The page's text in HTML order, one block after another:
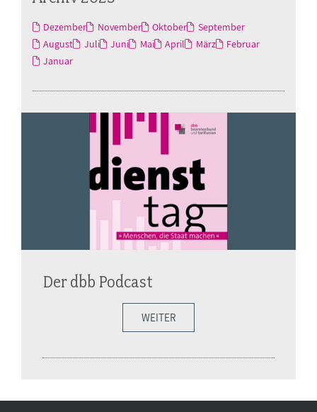
Dezember November Oktober
September
August
Juli Juni Mai April März
Februar
Januar
Der dbb Podcast
WEITER